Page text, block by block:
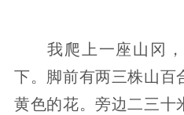
我爬上一座山冈
下。脚前有两三株山百
黄色的花。旁边二三十